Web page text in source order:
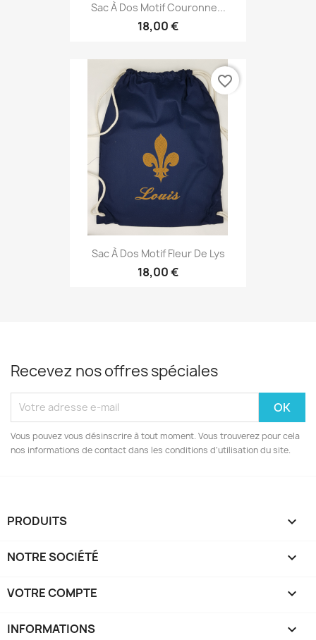
Sac À Dos Motif Couronne...
18,00 €
Sac À Dos Motif Fleur De Lys
18,00 €
favorite_border
Recevez nos offres spéciales
Vous pouvez vous désinscrire à tout moment. Vous trouverez pour cela
nos informations de contact dans les conditions d'utilisation du site.
PRODUITS 
NOTRE SOCIÉTÉ 
VOTRE COMPTE 
INFORMATIONS keyboard_arrow_down